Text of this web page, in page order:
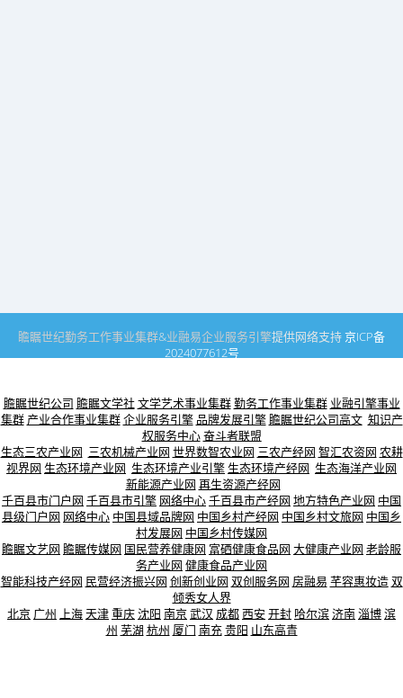
瞻瞩世纪勤务工作事业集群&业融易企业服务引擎提供网络支持京ICP备
2024077612号
瞻瞩世纪公司 瞻瞩文学社文学艺术事业集群勤务工作事业集群 业融引擎事业
集群 产业合作事业集群企业服务引擎 品牌发展引擎 瞻瞩世纪公司高文 知识产
权服务中心奋斗者联盟
生态三农产业网 三农机械产业网 世界数智农业网 三农产经网 智汇农资网 农耕
视界网 生态环境产业网 生态环境产业引擎生态环境产经网 生态海洋产业网
新能源产业网 再生资源产经网
千百县市门户网 千百县市引擎 网络中心千百县市产经网 地方特色产业网 中国
县级门户网 网络中心 中国县域品牌网 中国乡村产经网 中国乡村文旅网 中国乡
村发展网 中国乡村传媒网
瞻瞩文艺网 瞻瞩传媒网 国民营养健康网 富硒健康食品网 大健康产业网 老龄服
务产业网 健康食品产业网
智能科技产经网 民营经济振兴网 创新创业网 双创服务网 房融易 芊容惠妆造双
倾秀女人界
北京 广州 上海天津重庆沈阳 南京武汉 成都西安开封 哈尔滨济南淄博滨
州 芜湖 杭州 厦门 南充贵阳 山东高青